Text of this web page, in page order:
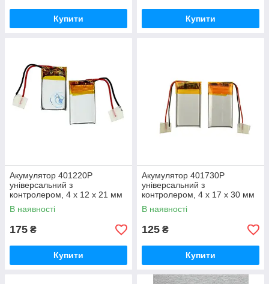
Купити Купити
Акумулятор 401220P
універсальний з
контролером, 4 х 12 х 21 мм
(60 mAh)
В наявності
175 ₴
Купити
Акумулятор 401730P
універсальний з
контролером, 4 х 17 х 30 мм
(200 mAh)1 шт.
В наявності
125 ₴
Купити